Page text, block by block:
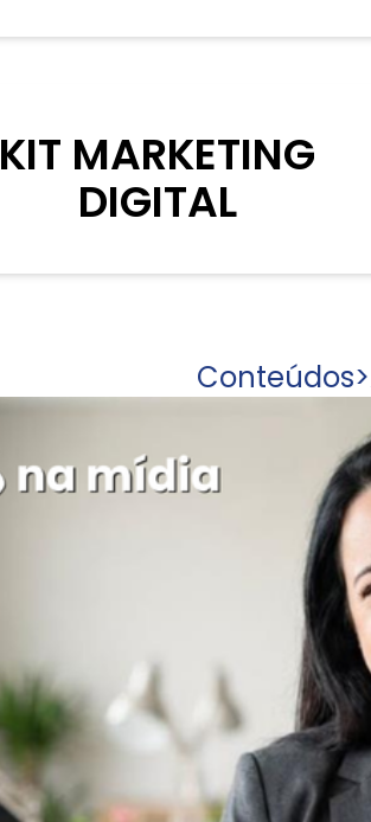
KIT MARKETING
DIGITAL
Conteúdos>